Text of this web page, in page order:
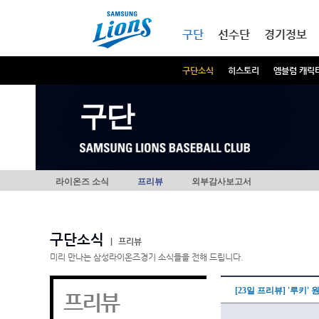
구단
구단소식 히스토리 엠블럼 캐릭
선수단 경기정보
구단
라이온즈 소식 프리뷰 외부감사보고서
구단소식
프리뷰
미리 만나는 삼성라이온즈경기 소식들을 전해 드립니다.
프리뷰 [23일 프리뷰] '루키'